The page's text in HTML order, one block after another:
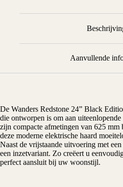
Aanvullende
De Wanders Redstone 24” Black
die ontworpen is om aan
zijn compacte afmetingen van 625 mm
deze moderne elektrische haard
Naast de vrijstaande uitvoering met
een inzetvariant. Zo creëert u
perfect aansluit bij uw woonstijl.